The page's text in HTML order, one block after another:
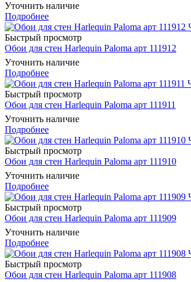
Уточнить наличие
Подробнее
Быстрый просмотр
Обои для стен Harlequin Paloma арт 111912
Уточнить наличие
Подробнее
Быстрый просмотр
Обои для стен Harlequin Paloma арт 111911
Уточнить наличие
Подробнее
Быстрый просмотр
Обои для стен Harlequin Paloma арт 111910
Уточнить наличие
Подробнее
Быстрый просмотр
Обои для стен Harlequin Paloma арт 111909
Уточнить наличие
Подробнее
Быстрый просмотр
Обои для стен Harlequin Paloma арт 111908